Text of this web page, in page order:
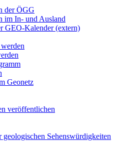
der ÖGG
im In- und Ausland
GEO-Kalender (extern)
Geonetz
veröffentlichen
geologischen Sehenswürdigkeiten